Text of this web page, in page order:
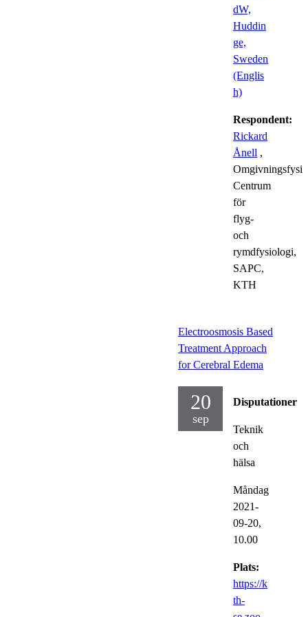
dW,
Huddin
ge,
Sweden
(Englis
h)
Respondent:
Rickard
Ånell ,
Centrum
för
flyg-
och
rymdfysiologi,
SAPC,
KTH
Electroosmosis Based
Treatment Approach
for Cerebral Edema
20
sep
Disputationer
Teknik
och
hälsa
Måndag
2021-
09-20,
10.00
Plats:
https://k
th-